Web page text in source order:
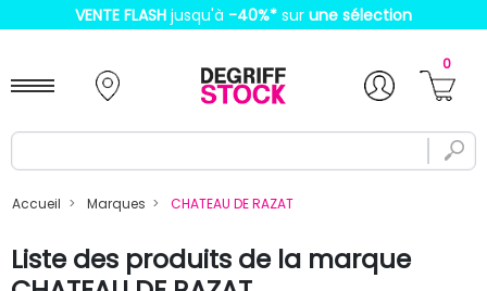
VENTE FLASH jusqu'à -40%* sur une sélection
0
Accueil Marques CHATEAU DE RAZAT
Liste des produits de la marque